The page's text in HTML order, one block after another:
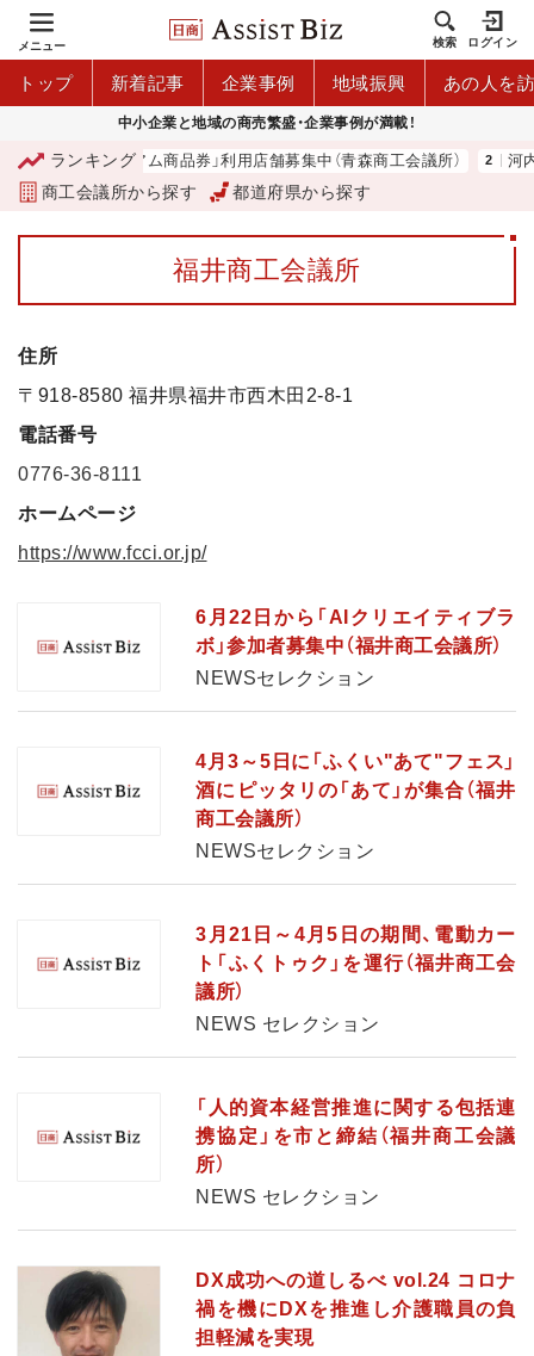
メニュー 検索 ログイン
トップ 新着記事 企業事例 地域振興 あの人を
中小企業と地域の商売繁盛・企業事例が満載！
ランキング
「青森市プレミアム商品券」利用店舗募集中（青森商工会議所） 河内
商工会議所から探す 都道府県から探す
福井商工会議所
住所
〒918-8580 福井県福井市西木田2-8-1
電話番号
0776-36-8111
ホームページ
https://www.fcci.or.jp/
6月22日から「AIクリエイティブラ
ボ」参加者募集中（福井商工会議所）
NEWSセレクション
4月3～5日に「ふくい"あて"フェス」
酒にピッタリの「あて」が集合（福井
商工会議所）
NEWSセレクション
3月21日～4月5日の期間、電動カー
ト「ふくトゥク」を運行（福井商工会
議所）
NEWS セレクション
「人的資本経営推進に関する包括連
携協定」を市と締結（福井商工会議
所）
NEWS セレクション
DX成功への道しるべ vol.24 コロナ
禍を機にDXを推進し介護職員の負
担軽減を実現